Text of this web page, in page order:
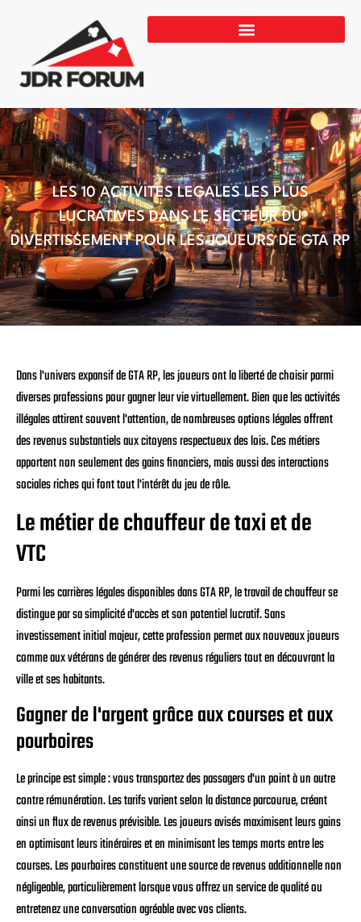
LES 10 ACTIVITES LEGALES LES PLUS
LUCRATIVES DANS LE SECTEUR DU
DIVERTISSEMENT POUR LES JOUEURS DE GTA RP
Dans l'univers expansif de GTA RP, les joueurs ont la liberté de choisir parmi
diverses professions pour gagner leur vie virtuellement. Bien que les activités
illégales attirent souvent l'attention, de nombreuses options légales offrent
des revenus substantiels aux citoyens respectueux des lois. Ces métiers
apportent non seulement des gains financiers, mais aussi des interactions
sociales riches qui font tout l'intérêt du jeu de rôle.
Le métier de chauffeur de taxi et de
VTC
Parmi les carrières légales disponibles dans GTA RP, le travail de chauffeur se
distingue par sa simplicité d'accès et son potentiel lucratif. Sans
investissement initial majeur, cette profession permet aux nouveaux joueurs
comme aux vétérans de générer des revenus réguliers tout en découvrant la
ville et ses habitants.
Gagner de l'argent grâce aux courses et aux
pourboires
Le principe est simple : vous transportez des passagers d'un point à un autre
contre rémunération. Les tarifs varient selon la distance parcourue, créant
ainsi un flux de revenus prévisible. Les joueurs avisés maximisent leurs gains
en optimisant leurs itinéraires et en minimisant les temps morts entre les
courses. Les pourboires constituent une source de revenus additionnelle non
négligeable, particulièrement lorsque vous offrez un service de qualité ou
entretenez une conversation agréable avec vos clients.